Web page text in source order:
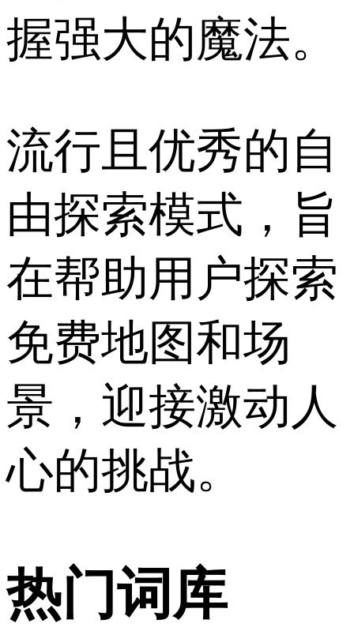
握强大的魔法。
流行且优秀的自
由探索模式，旨
在帮助用户探索
免费地图和场
景，迎接激动人
心的挑战。
热门词库